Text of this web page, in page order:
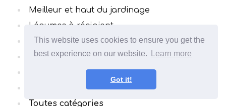
This website uses cookies to ensure you get the
best experience on our website.
Learn more
Got it!
Meilleur et haut du jardinage
Légumes à récipient
DIY
Plantes d'intérieur croissantes
Jardinage du balcon
Herbes culinaires
Toutes catégories